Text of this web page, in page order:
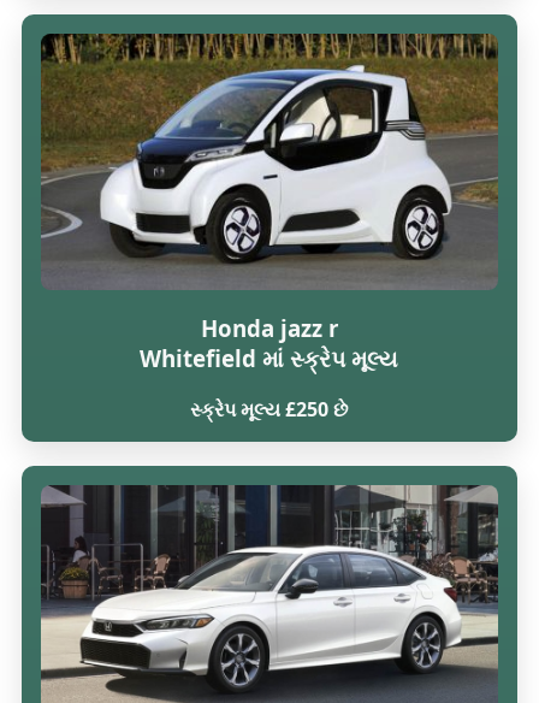
Honda jazz r
Whitefield માં સ્ક્રેપ મૂલ્ય
સ્ક્રેપ મૂલ્ય £250 છે